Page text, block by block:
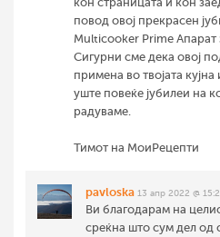
повод овој прекрасен
Multicooker Prime Апарат
Сигурни сме дека овој
примена во твојата
уште повеќе јубилеи на
радуваме.
Тимот на МоиРецепти
pavloska 13 апр 2022 @
Ви благодарам на
среќна што сум дел од